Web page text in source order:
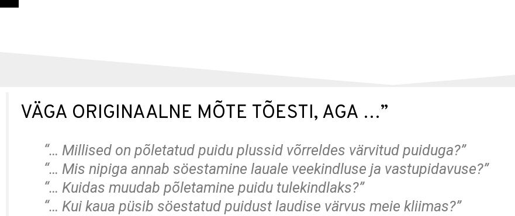
VÄGA ORIGINAALNE MÕTE TÕESTI, AGA …”
“… Millised on põletatud puidu plussid võrreldes värvitud puiduga?”
“… Mis nipiga annab söestamine lauale veekindluse ja vastupidavuse?”
“… Kuidas muudab põletamine puidu tulekindlaks?”
“… Kui kaua püsib söestatud puidust laudise värvus meie kliimas?”